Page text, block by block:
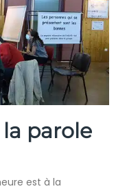
parole
est à la